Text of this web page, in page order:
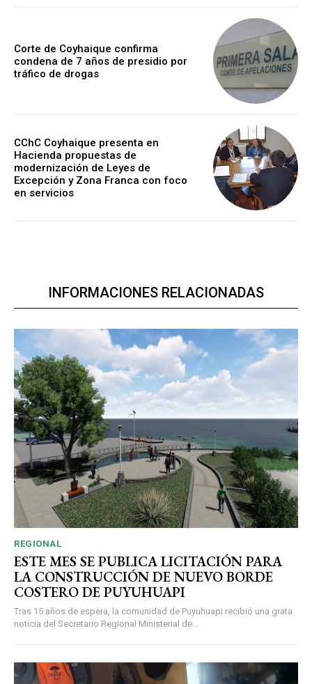
Corte de Coyhaique confirma
condena de 7 años de presidio por
tráfico de drogas
CChC Coyhaique presenta en
Hacienda propuestas de
modernización de Leyes de
Excepción y Zona Franca con foco
en servicios
INFORMACIONES RELACIONADAS
REGIONAL
ESTE MES SE PUBLICA LICITACIÓN PARA
LA CONSTRUCCIÓN DE NUEVO BORDE
COSTERO DE PUYUHUAPI
Tras 15 años de espera, la comunidad de Puyuhuapi recibió una grata
noticia del Secretario Regional Ministerial de...